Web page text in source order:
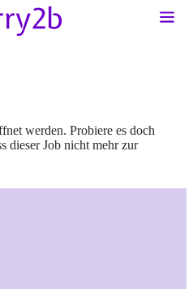
werden. Probiere es doch
dieser Job nicht mehr zur